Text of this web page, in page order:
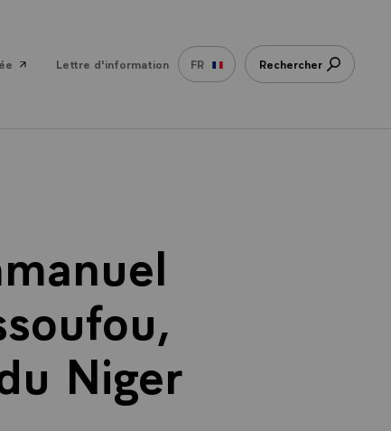
Lettre d'information FR Rechercher
Niger